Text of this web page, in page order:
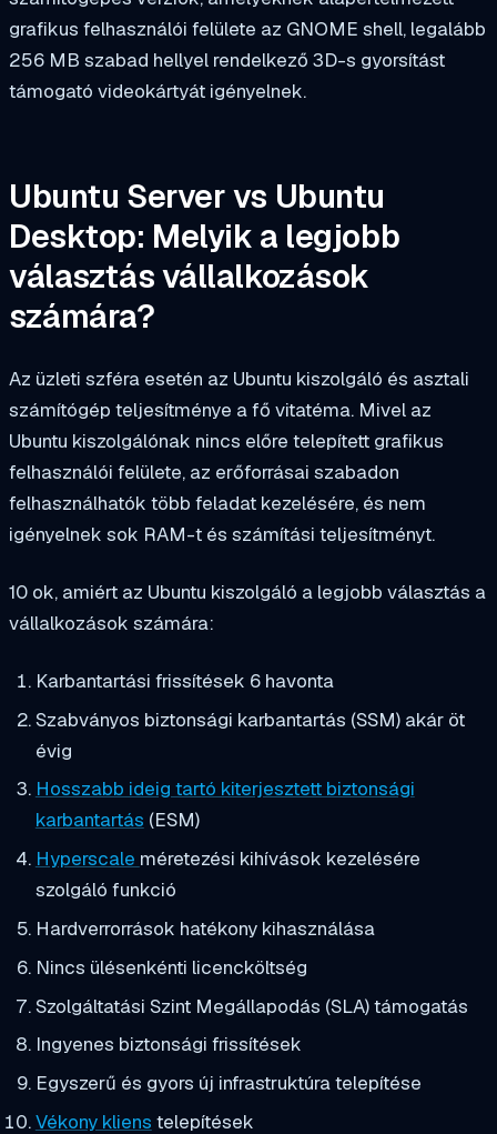
grafikus felhasználói felülete az GNOME shell, legalább
256 MB szabad hellyel rendelkező 3D-s gyorsítást
támogató videokártyát igényelnek.
Ubuntu Server vs Ubuntu
Desktop: Melyik a legjobb
választás vállalkozások
számára?
Az üzleti szféra esetén az Ubuntu kiszolgáló és asztali
számítógép teljesítménye a fő vitatéma. Mivel az
Ubuntu kiszolgálónak nincs előre telepített grafikus
felhasználói felülete, az erőforrásai szabadon
felhasználhatók több feladat kezelésére, és nem
igényelnek sok RAM-t és számítási teljesítményt.
10 ok, amiért az Ubuntu kiszolgáló a legjobb választás a
vállalkozások számára:
Karbantartási frissítések 6 havonta
Szabványos biztonsági karbantartás (SSM) akár öt
évig
Hosszabb ideig tartó kiterjesztett biztonsági
karbantartás (ESM)
Hyperscale méretezési kihívások kezelésére
szolgáló funkció
Hardverrorrások hatékony kihasználása
Nincs ülésenkénti licencköltség
Szolgáltatási Szint Megállapodás (SLA) támogatás
Ingyenes biztonsági frissítések
Egyszerű és gyors új infrastruktúra telepítése
Vékony kliens telepítések